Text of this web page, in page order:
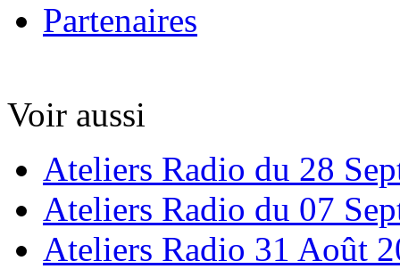
Partenaires
Voir aussi
Ateliers Radio du 28
Ateliers Radio du 07
Ateliers Radio 31 Août